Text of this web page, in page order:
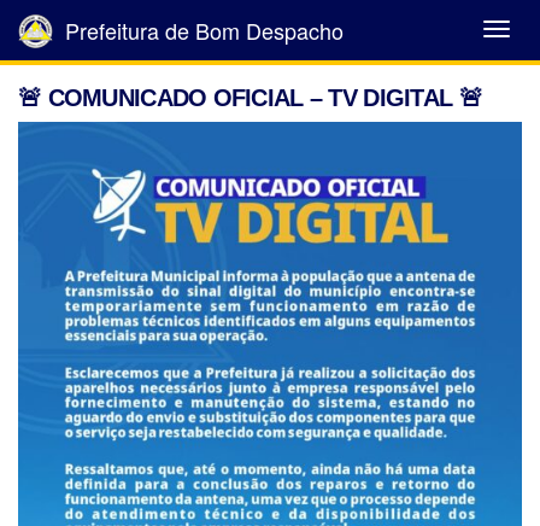
Abrir
Menu
Prefeitura de Bom Despacho
🚨 COMUNICADO OFICIAL – TV DIGITAL 🚨